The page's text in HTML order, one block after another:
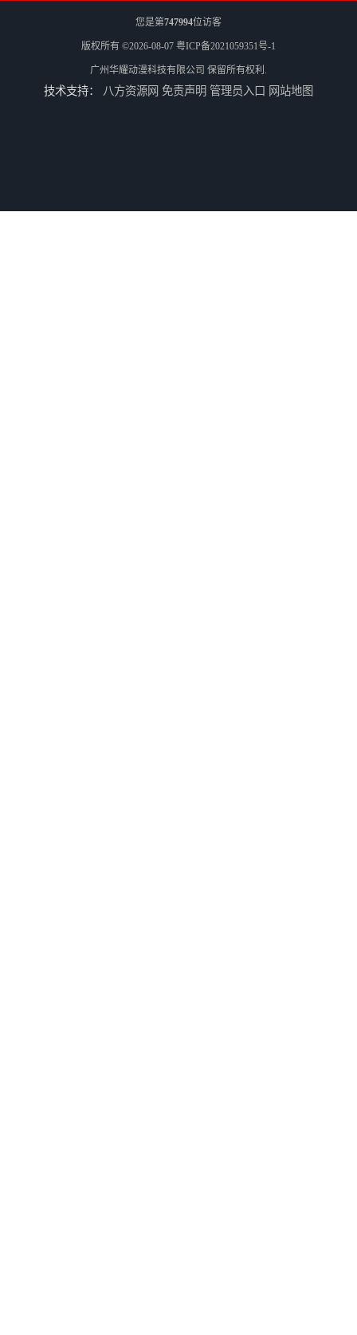
您是第747994位访客
版权所有 ©2026-08-07 粤ICP备2021059351号-1
广州华耀动漫科技有限公司 保留所有权利.
技术支持： 八方资源网 免责声明 管理员入口 网站地图